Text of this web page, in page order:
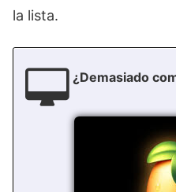
la lista.
¿Demasiado